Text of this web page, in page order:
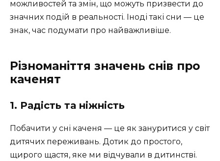
можливостей та змін, що можуть призвести до
значних подій в реальності. Іноді такі сни — це
знак, час подумати про найважливіше.
Різноманіття значень снів про
каченят
1. Радість та ніжність
Побачити у сні каченя — це як зануритися у світ
дитячих переживань. Дотик до простого,
щирого щастя, яке ми відчували в дитинстві.